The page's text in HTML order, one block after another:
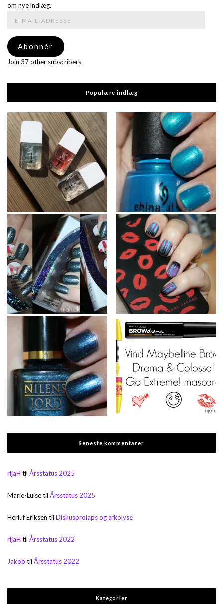
om nye indlæg.
adresse
Abonnér
Join 37 other subscribers
Populære indlæg
Seneste kommentarer
rijaH til Årsstatus 2025
Marie-Luisetil Årsstatus 2025
Herluf Eriksen til Diskusprolaps og arkolyse
rijaH til Årsstatus 2022
Jakob til Årsstatus 2022
Kategorier